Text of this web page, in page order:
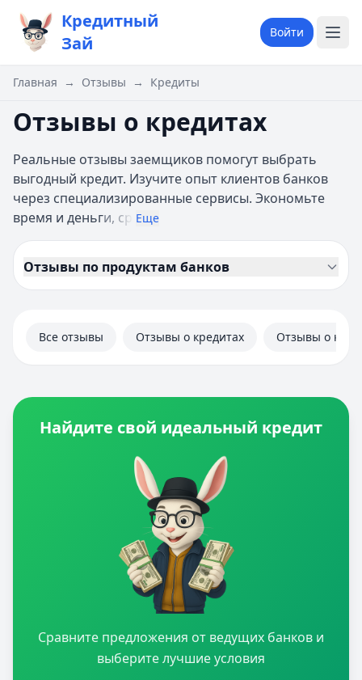
Кредитный
Зай
Войти
Главная → Отзывы → Кредиты
Отзывы о кредитах
Реальные отзывы заемщиков помогут выбрать
выгодный кредит. Изучите опыт клиентов банков
через специализированные сервисы. Экономьте
время и деньги, ср Еще
Отзывы по продуктам банков
Все отзывы Отзывы о кредитах Отзывы о
Найдите свой идеальный кредит
Сравните предложения от ведущих банков и
выберите лучшие условия